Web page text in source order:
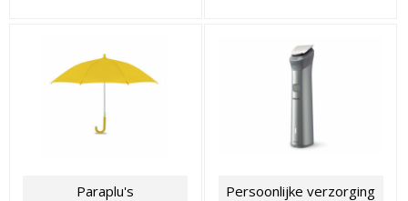
Paraplu's Persoonlijke verzorging